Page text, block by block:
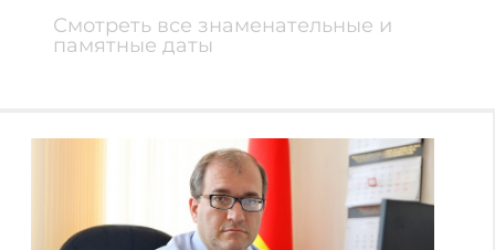
Смотреть все знаменательные и
памятные даты